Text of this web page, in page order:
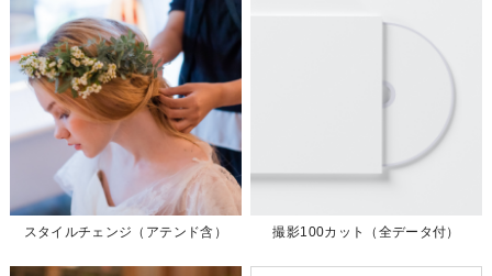
スタイルチェンジ（アテンド含） 撮影100カット（全データ付）